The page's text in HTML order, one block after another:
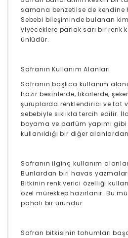
samana benzetilse de kendine
Sebebi bileşiminde bulanan
yiyeceklere parlak sarı bir renk
ünlüdür.
Safranın Kullanım Alanları
Safranın başlıca kullanım
hazır besinlerde, likörlerde,
şuruplarda renklendirici ve tat
sebebiyle sıklıkla tercih edilir.
boyama ve parfüm yapımı gibi
kullanıldığı bir diğer
Safranın ilginç kullanım
Bunlardan biri havas
Bitkinin renk verici özelliği
özel mürekkep hazırlanır. Bu
pahalı bir üründür.
Safran bitkisinin tohumları